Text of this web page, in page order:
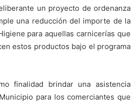
un proyecto de ordenanza
una reducción del importe de la
para aquellas carnicerías que
estos productos bajo el programa
finalidad brindar una asistencia
para los comerciantes que